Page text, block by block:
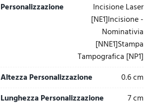
Personalizzazione
Incisione Laser
[NE1]Incisione -
Nominativia
[NNE1]Stampa
Tampografica [NP1]
Altezza Personalizzazione
0.6 cm
Lunghezza Personalizzazione
7 cm